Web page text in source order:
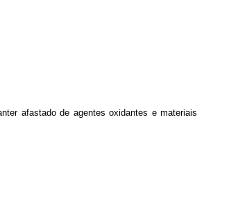
afastado de agentes oxidantes e materiais